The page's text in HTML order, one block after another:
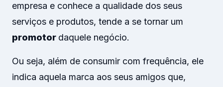
empresa e conhece a qualidade dos seus
serviços e produtos, tende a se tornar um
promotor daquele negócio.
Ou seja, além de consumir com frequência, ele
indica aquela marca aos seus amigos que,